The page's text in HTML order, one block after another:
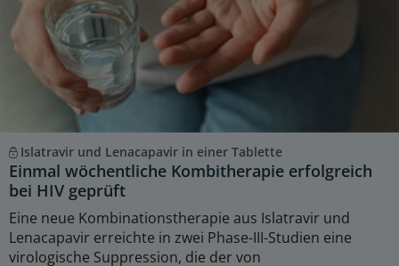
Islatravir und Lenacapavir in einer Tablette
Einmal wöchentliche Kombitherapie erfolgreich
bei HIV geprüft
Eine neue Kombinationstherapie aus Islatravir und
Lenacapavir erreichte in zwei Phase-III-Studien eine
virologische Suppression, die der von